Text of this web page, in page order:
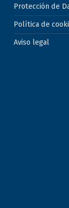
Protección de
Política de
Aviso legal